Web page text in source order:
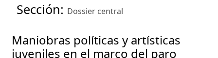
Sección: Dossier central
Maniobras políticas y artísticas
juveniles en el marco del paro